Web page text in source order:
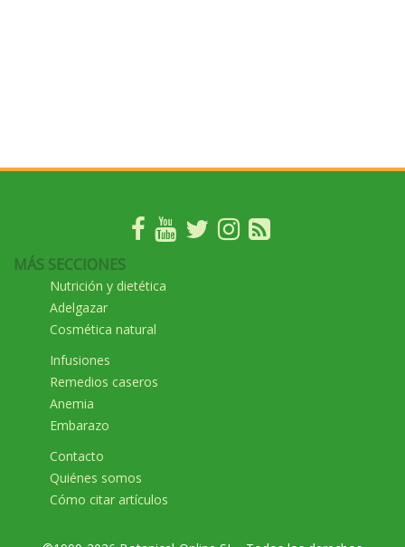
MÁS SECCIONES
Nutrición y dietética
Adelgazar
Cosmética natural
Infusiones
Remedios caseros
Anemia
Embarazo
Contacto
Quiénes somos
Cómo citar artículos